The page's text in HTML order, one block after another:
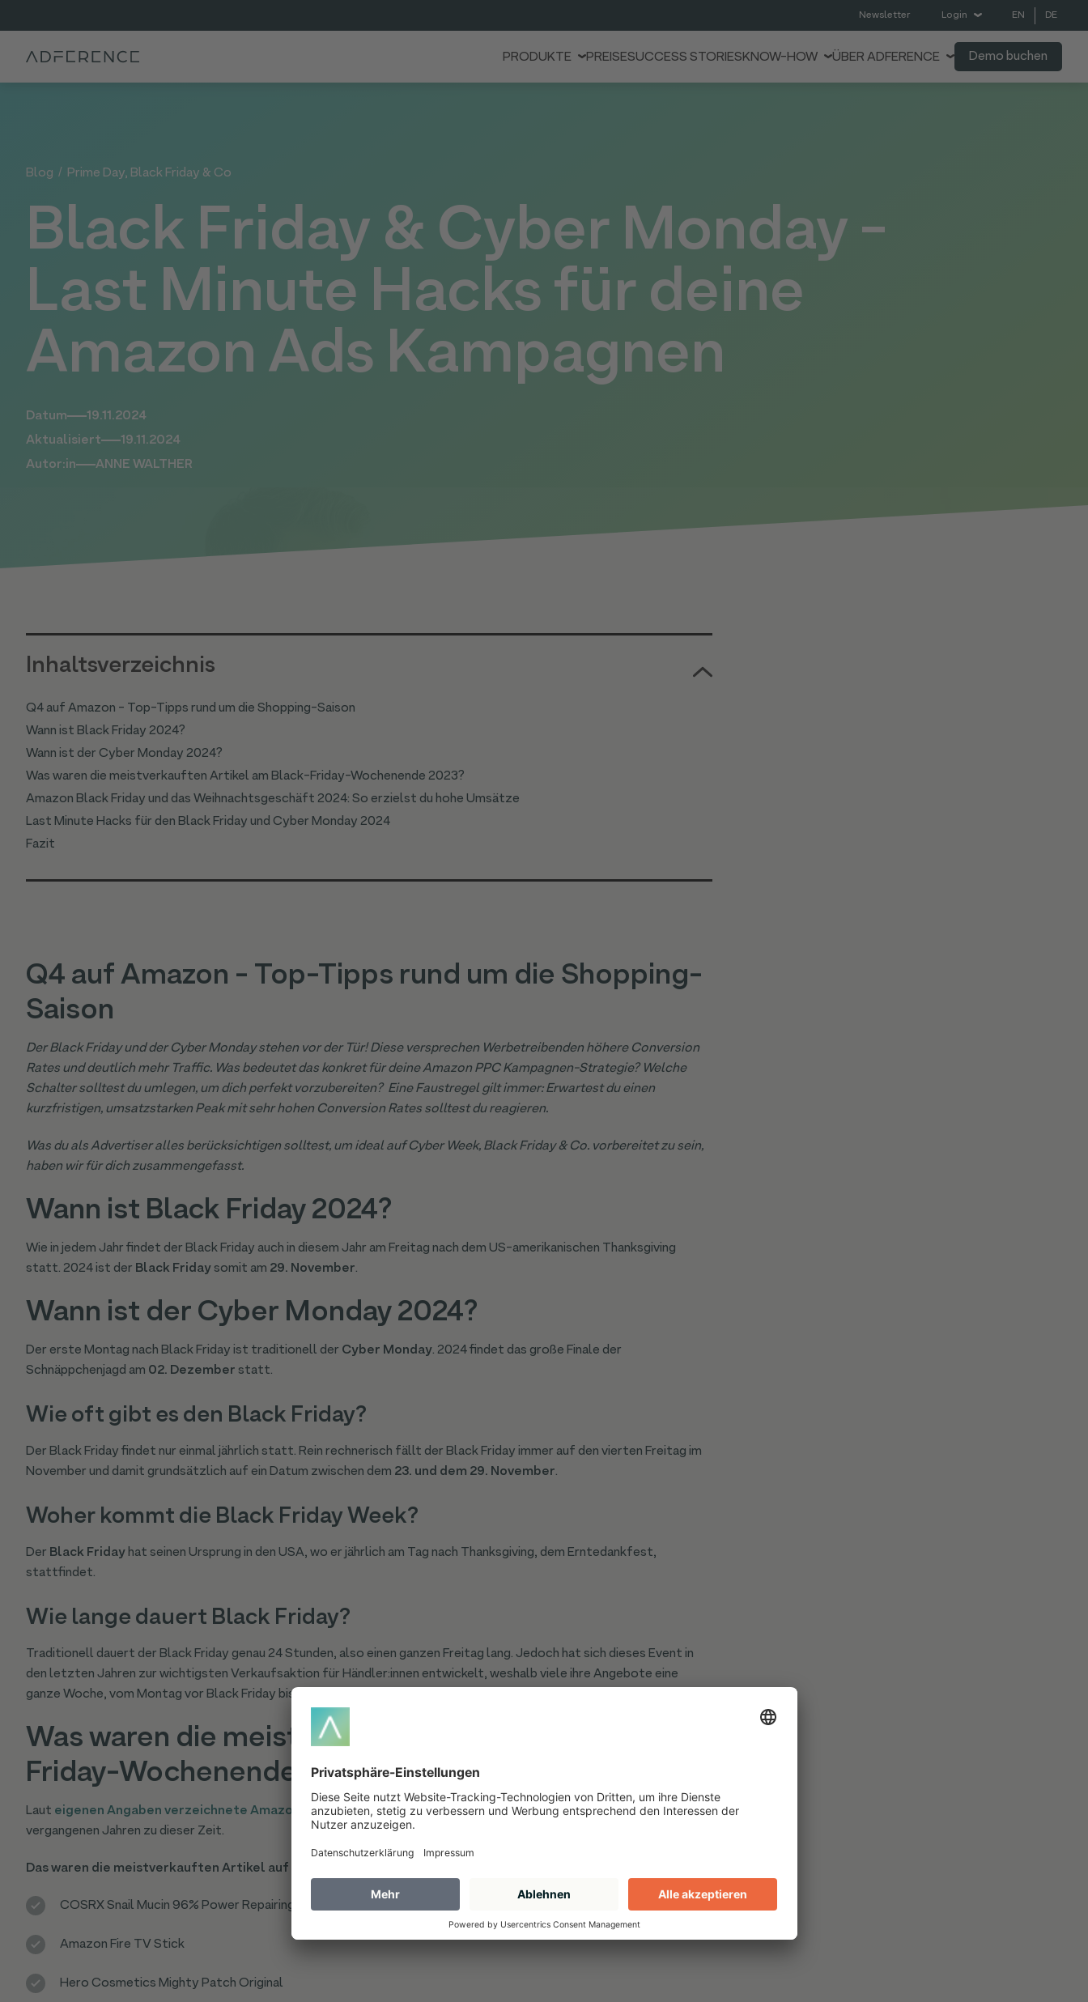
Newsletter Login EN DE
PRODUKTE PREISESUCCESS STORIESKNOW-HOW ÜBER ADFERENCE Demo buchen
Blog / Prime Day, Black Friday & Co
Black Friday & Cyber Monday -
Last Minute Hacks für deine
Amazon Ads Kampagnen
Datum
19.11.2024
Aktualisiert
19.11.2024
Autor:in
ANNE WALTHER
Inhaltsverzeichnis
Q4 auf Amazon - Top-Tipps rund um die Shopping-Saison
Wann ist Black Friday 2024?
Wann ist der Cyber Monday 2024?
Was waren die meistverkauften Artikel am Black-Friday-Wochenende 2023?
Amazon Black Friday und das Weihnachtsgeschäft 2024: So erzielst du hohe Umsätze
Last Minute Hacks für den Black Friday und Cyber Monday 2024
Fazit
Q4 auf Amazon - Top-Tipps rund um die Shopping-
Saison
Der Black Friday und der Cyber Monday stehen vor der Tür! Diese versprechen Werbetreibenden höhere Conversion
Rates und deutlich mehr Traffic. Was bedeutet das konkret für deine Amazon PPC Kampagnen-Strategie? Welche
Schalter solltest du umlegen, um dich perfekt vorzubereiten? Eine Faustregel gilt immer: Erwartest du einen
kurzfristigen, umsatzstarken Peak mit sehr hohen Conversion Rates solltest du reagieren.
Was du als Advertiser alles berücksichtigen solltest, um ideal auf Cyber Week, Black Friday & Co. vorbereitet zu sein,
haben wir für dich zusammengefasst.
Wann ist Black Friday 2024?
Wie in jedem Jahr findet der Black Friday auch in diesem Jahr am Freitag nach dem US-amerikanischen Thanksgiving
statt. 2024 ist der Black Fridaysomit am 29. November.
Wann ist der Cyber Monday 2024?
Der erste Montag nach Black Friday ist traditionell der Cyber Monday. 2024 findet das große Finale der
Schnäppchenjagd am 02. Dezember statt.
Wie oft gibt es den Black Friday?
Der Black Friday findet nur einmal jährlich statt. Rein rechnerisch fällt der Black Friday immer auf den vierten Freitag im
November und damit grundsätzlich auf ein Datum zwischen dem 23. und dem 29. November.
Woher kommt die Black Friday Week?
Der Black Fridayhat seinen Ursprung in den USA, wo er jährlich am Tag nach Thanksgiving, dem Erntedankfest,
stattfindet.
Wie lange dauert Black Friday?
Traditionell dauert der Black Friday genau 24 Stunden, also einen ganzen Freitag lang. Jedoch hat sich dieses Event in
den letzten Jahren zur wichtigsten Verkaufsaktion für Händler:innen entwickelt, weshalb viele ihre Angebote eine
ganze Woche, vom Montag vor Black Friday bis zum Montag danach anbieten.
Was waren die meistverkauften Artikel am Black-
Friday-Wochenende 2023?
Laut eigenen Angaben verzeichnete Amazon
im vergangenen Jahr das größte Shopping Event im Vergleich zu den
vergangenen Jahren zu dieser Zeit.
Das waren die meistverkauften Artikel auf Amazon am Black-Friday-Wochenende 2023 (international):
COSRX Snail Mucin 96% Power Repairing Essence
Amazon Fire TV Stick
Hero Cosmetics Mighty Patch Original